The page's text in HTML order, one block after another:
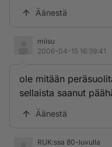
Äänestä
miisu
2006-04-15 16:39:41
ole mitään
sellaista saanut
Äänestä
RUK:ssa 80-luvulla